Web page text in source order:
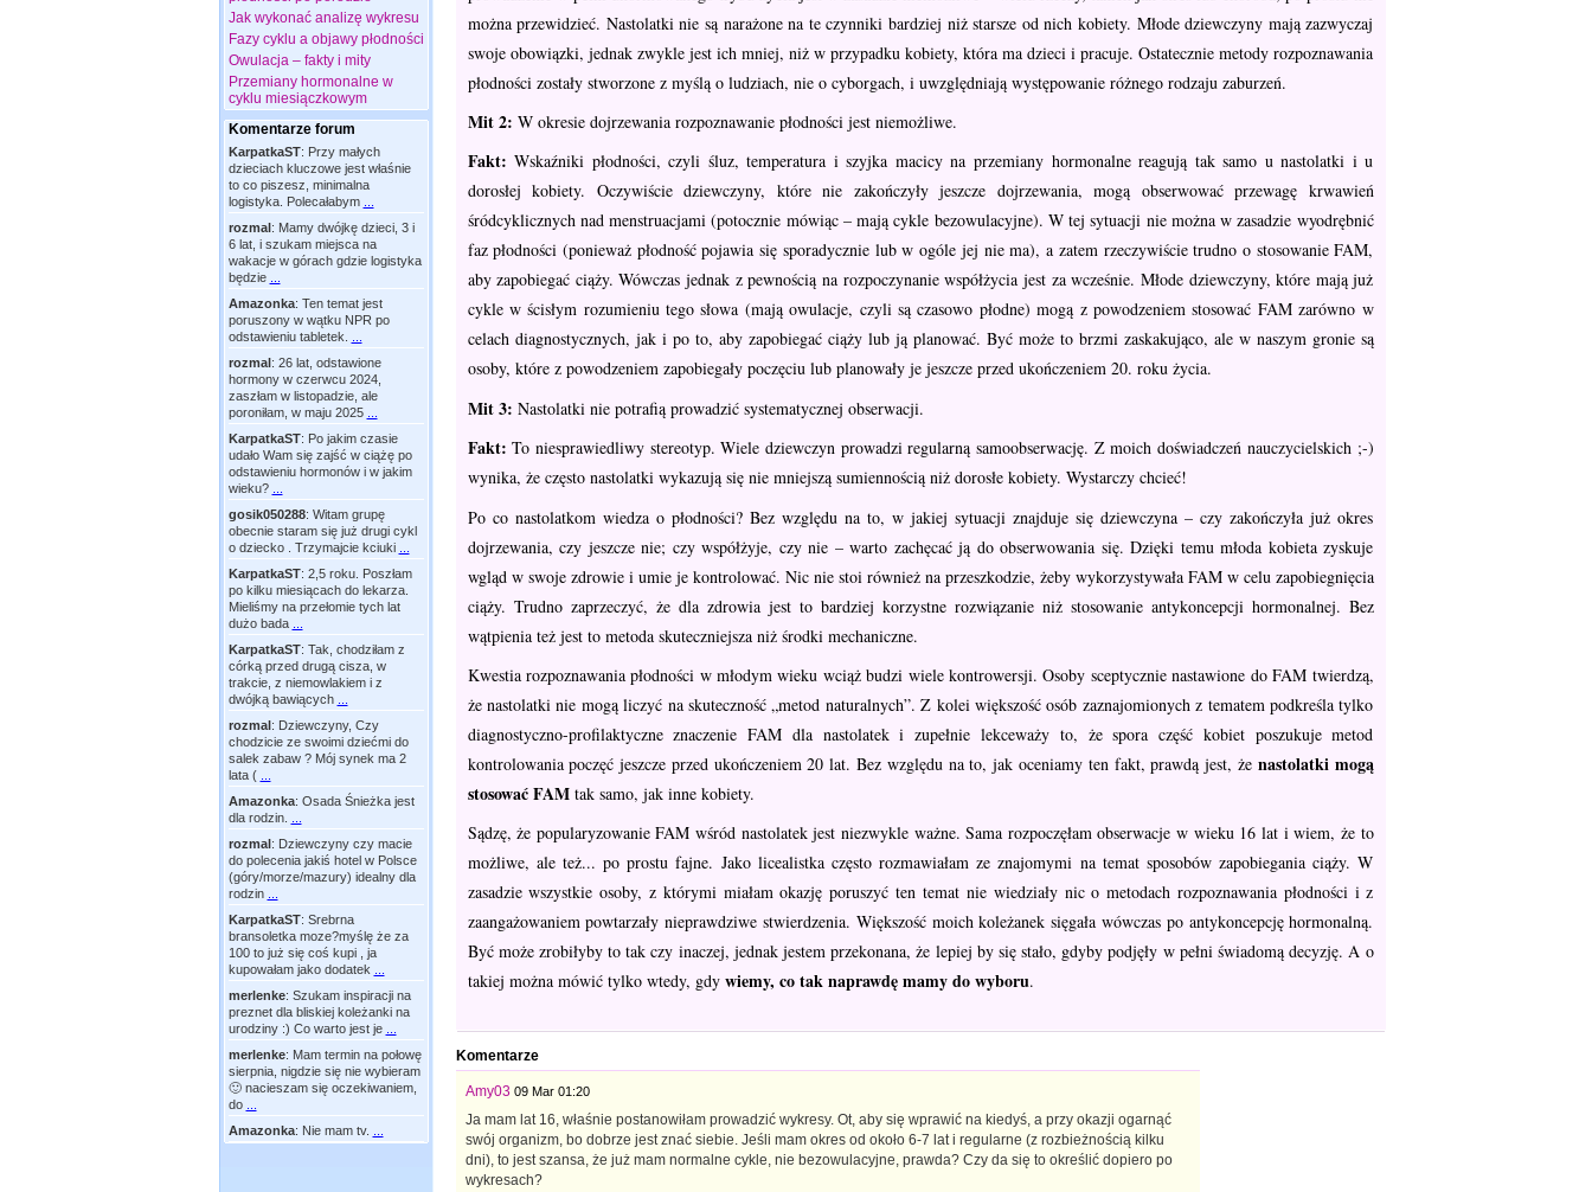
Jak wykonać analizę wykresu
Fazy cyklu a objawy płodności
Owulacja – fakty i mity
Przemiany hormonalne w
cyklu miesiączkowym
Komentarze forum
KarpatkaST: Przy małych
dzieciach kluczowe jest właśnie
to co piszesz, minimalna
logistyka. Polecałabym
rozmal: Mamy dwójkę dzieci, 3 i
6 lat, i szukam miejsca na
wakacje w górach gdzie logistyka
będzie
Amazonka: Ten temat jest
poruszony w wątku NPR po
odstawieniu tabletek.
rozmal: 26 lat, odstawione
hormony w czerwcu 2024,
zaszłam w listopadzie, ale
poroniłam, w maju 2025
KarpatkaST: Po jakim czasie
udało Wam się zajść w ciążę po
odstawieniu hormonów i w jakim
wieku?
gosik050288: Witam grupę
obecnie staram się już drugi cykl
o dziecko . Trzymajcie kciuki
KarpatkaST: 2,5 roku. Poszłam
po kilku miesiącach do lekarza.
Mieliśmy na przełomie tych lat
dużo bada
KarpatkaST: Tak, chodziłam z
córką przed drugą cisza, w
trakcie, z niemowlakiem i z
dwójką bawiących
rozmal: Dziewczyny, Czy
chodzicie ze swoimi dziećmi do
salek zabaw ? Mój synek ma 2
lata (
Amazonka: Osada Śnieżka jest
dla rodzin.
rozmal: Dziewczyny czy macie
do polecenia jakiś hotel w Polsce
(góry/morze/mazury) idealny dla
rodzin
KarpatkaST: Srebrna
bransoletka moze?myślę że za
100 to już się coś kupi , ja
kupowałam jako dodatek
merlenke: Szukam inspiracji na
preznet dla bliskiej koleżanki na
urodziny :) Co warto jest je
merlenke: Mam termin na połowę
sierpnia, nigdzie się nie wybieram
🙂 nacieszam się oczekiwaniem,
do
Amazonka: Nie mam tv.
można przewidzieć. Nastolatki nie są narażone na te czynniki bardziej niż starsze od nich kobiety. Młode dziewczyny mają zazwyczaj
swoje obowiązki, jednak zwykle jest ich mniej, niż w przypadku kobiety, która ma dzieci i pracuje. Ostatecznie metody rozpoznawania
płodności zostały stworzone z myślą o ludziach, nie o cyborgach, i uwzględniają występowanie różnego rodzaju zaburzeń.
Mit 2: W okresie dojrzewania rozpoznawanie płodności jest niemożliwe.
Fakt: Wskaźniki płodności, czyli śluz, temperatura i szyjka macicy na przemiany hormonalne reagują tak samo u nastolatki i u
dorosłej kobiety. Oczywiście dziewczyny, które nie zakończyły jeszcze dojrzewania, mogą obserwować przewagę krwawień
śródcyklicznych nad menstruacjami (potocznie mówiąc – mają cykle bezowulacyjne). W tej sytuacji nie można w zasadzie wyodrębnić
faz płodności (ponieważ płodność pojawia się sporadycznie lub w ogóle jej nie ma), a zatem rzeczywiście trudno o stosowanie FAM,
aby zapobiegać ciąży. Wówczas jednak z pewnością na rozpoczynanie współżycia jest za wcześnie. Młode dziewczyny, które mają już
cykle w ścisłym rozumieniu tego słowa (mają owulacje, czyli są czasowo płodne) mogą z powodzeniem stosować FAM zarówno w
celach diagnostycznych, jak i po to, aby zapobiegać ciąży lub ją planować. Być może to brzmi zaskakująco, ale w naszym gronie są
osoby, które z powodzeniem zapobiegały poczęciu lub planowały je jeszcze przed ukończeniem 20. roku życia.
Mit 3: Nastolatki nie potrafią prowadzić systematycznej obserwacji.
Fakt: To niesprawiedliwy stereotyp. Wiele dziewczyn prowadzi regularną samoobserwację. Z moich doświadczeń nauczycielskich ;-)
wynika, że często nastolatki wykazują się nie mniejszą sumiennością niż dorosłe kobiety. Wystarczy chcieć!
Po co nastolatkom wiedza o płodności? Bez względu na to, w jakiej sytuacji znajduje się dziewczyna – czy zakończyła już okres
dojrzewania, czy jeszcze nie; czy współżyje, czy nie – warto zachęcać ją do obserwowania się. Dzięki temu młoda kobieta zyskuje
wgląd w swoje zdrowie i umie je kontrolować. Nic nie stoi również na przeszkodzie, żeby wykorzystywała FAM w celu zapobiegnięcia
ciąży. Trudno zaprzeczyć, że dla zdrowia jest to bardziej korzystne rozwiązanie niż stosowanie antykoncepcji hormonalnej. Bez
wątpienia też jest to metoda skuteczniejsza niż środki mechaniczne.
Kwestia rozpoznawania płodności w młodym wieku wciąż budzi wiele kontrowersji. Osoby sceptycznie nastawione do FAM twierdzą,
że nastolatki nie mogą liczyć na skuteczność „metod naturalnych”. Z kolei większość osób zaznajomionych z tematem podkreśla tylko
diagnostyczno-profilaktyczne znaczenie FAM dla nastolatek i zupełnie lekceważy to, że spora część kobiet poszukuje metod
kontrolowania poczęć jeszcze przed ukończeniem 20 lat. Bez względu na to, jak oceniamy ten fakt, prawdą jest, że nastolatki mogą
stosować FAMtak samo, jak inne kobiety.
Sądzę, że popularyzowanie FAM wśród nastolatek jest niezwykle ważne. Sama rozpoczęłam obserwacje w wieku 16 lat i wiem, że to
możliwe, ale też... po prostu fajne. Jako licealistka często rozmawiałam ze znajomymi na temat sposobów zapobiegania ciąży. W
zasadzie wszystkie osoby, z którymi miałam okazję poruszyć ten temat nie wiedziały nic o metodach rozpoznawania płodności i z
zaangażowaniem powtarzały nieprawdziwe stwierdzenia. Większość moich koleżanek sięgała wówczas po antykoncepcję hormonalną.
Być może zrobiłyby to tak czy inaczej, jednak jestem przekonana, że lepiej by się stało, gdyby podjęły w pełni świadomą decyzję. A o
takiej można mówić tylko wtedy, gdy wiemy, co tak naprawdę mamy do wyboru.
Komentarze
Amy03 09 Mar 01:20
Ja mam lat 16, właśnie postanowiłam prowadzić wykresy. Ot, aby się wprawić na kiedyś, a przy okazji ogarnąć
swój organizm, bo dobrze jest znać siebie. Jeśli mam okres od około 6-7 lat i regularne (z rozbieżnością kilku
dni), to jest szansa, że już mam normalne cykle, nie bezowulacyjne, prawda? Czy da się to określić dopiero po
wykresach?